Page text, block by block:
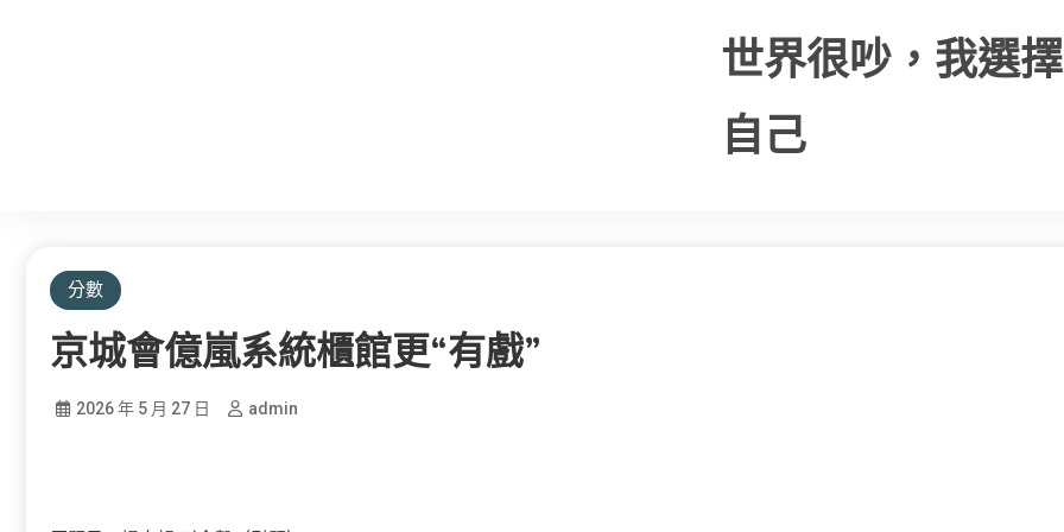
世界很吵，我選
自己
分數
京城會億嵐系統櫃館更“有戲”
2026 年 5 月 27 日 admin